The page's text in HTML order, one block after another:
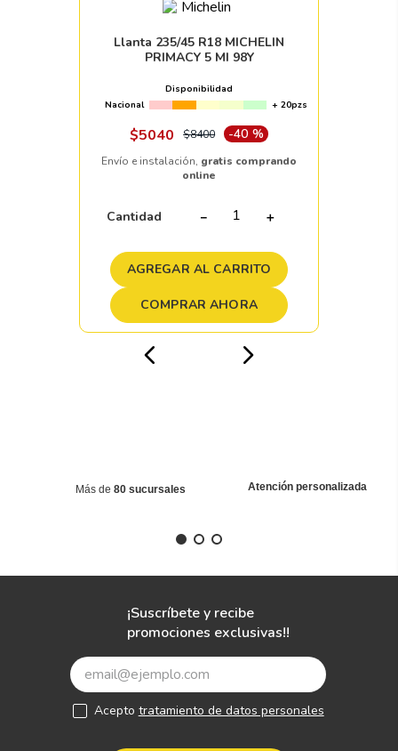
Llanta 235/45 R18 MICHELIN
PRIMACY 5 MI 98Y
Disponibilidad
Nacional
+ 20pzs
$5040 $8400 -40 %
Envío e instalación, gratis comprando
online
Cantidad ＋
－
AGREGAR AL CARRITO
COMPRAR AHORA
Más de 80 sucursales Atención personalizada
¡Suscríbete y recibe
promociones exclusivas!!
Acepto tratamiento de datos personales